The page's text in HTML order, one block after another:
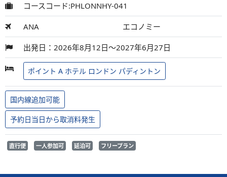
コースコード:PHLONNHY-041
ANA エコノミー
出発日：2026年8月12日～2027年6月27日
ポイント A ホテル ロンドン パディントン
国内線追加可能
予約日当日から取消料発生
直行便 一人参加可 延泊可 フリープラン